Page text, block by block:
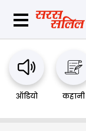
ऑडियो कहानी